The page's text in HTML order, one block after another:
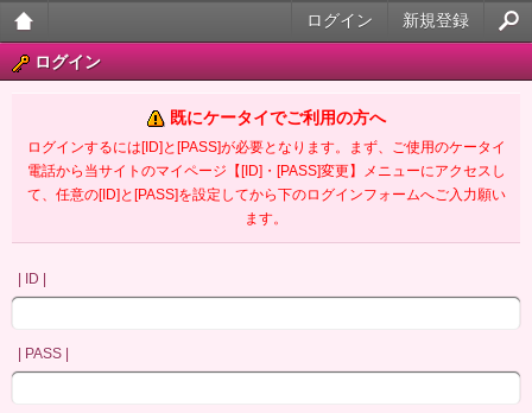
大人
ータ
イ官
新規登録
ログイン
ログイン
既にケータイでご利用の方へ
ログインするには[ID]と[PASS]が必要となります。まず、ご使用のケータイ
電話から当サイトのマイページ【[ID]・[PASS]変更】メニューにアクセスし
て、任意の[ID]と[PASS]を設定してから下のログインフォームへご入力願い
ます。
| ID |
| PASS |